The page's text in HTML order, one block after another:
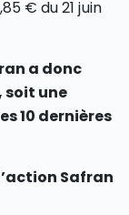
€ du 21 juin
a donc
soit une
10 dernières
Safran